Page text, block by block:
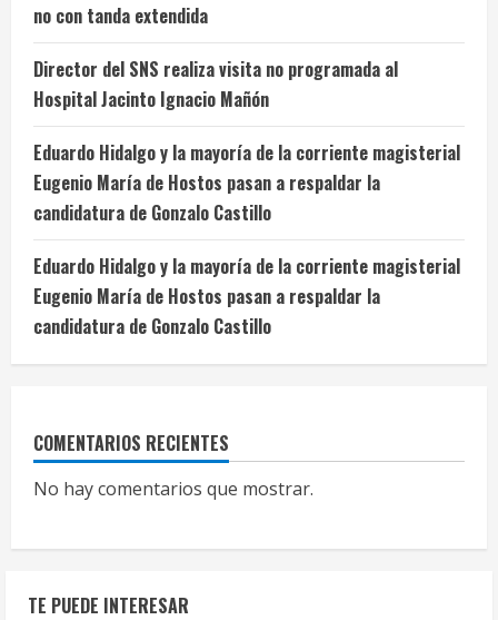
no con tanda extendida
Director del SNS realiza visita no programada al
Hospital Jacinto Ignacio Mañón
Eduardo Hidalgo y la mayoría de la corriente magisterial
Eugenio María de Hostos pasan a respaldar la
candidatura de Gonzalo Castillo
Eduardo Hidalgo y la mayoría de la corriente magisterial
Eugenio María de Hostos pasan a respaldar la
candidatura de Gonzalo Castillo
COMENTARIOS RECIENTES
No hay comentarios que mostrar.
TE PUEDE INTERESAR